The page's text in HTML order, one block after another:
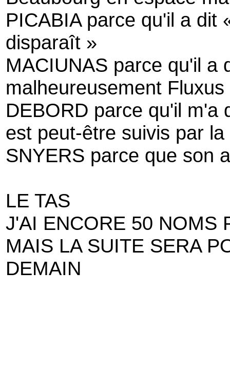
PICABIA parce qu'il a dit
disparaît »
MACIUNAS parce qu'il a
malheureusement
DEBORD parce qu'il m'a
est peut-être suivis par
SNYERS parce que son
LE TAS
J'AI ENCORE 50 NOMS
MAIS LA SUITE SERA
DEMAIN